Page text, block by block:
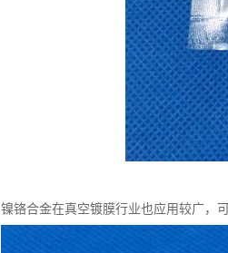
镍铬合金在真空镀膜行业也应用较广，